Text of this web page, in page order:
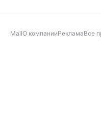
MailО компанииРекламаВсе